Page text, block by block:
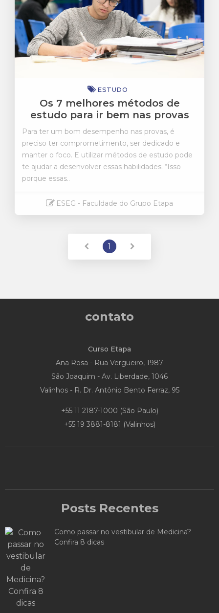
ESTUDO
Os 7 melhores métodos de
estudo para ir bem nas provas
Para ter um bom desempenho nas provas, é
preciso ter comprometimento, ser dedicado e
manter o foco. E utilizar métodos de estudo pode
te ajudar a desenvolver essas habilidades. “Isso
porque essas..
ESEG - Faculdade do Grupo Etapa
1
contato
Curso Etapa
Ana Rosa - Rua Vergueiro, 1987
São Joaquim - Av. Liberdade, 1046
Valinhos - R. Dr. Antônio Bento Ferraz, 95
+55 11 2187-1000 (São Paulo)
+55 19 3881-8181 (Valinhos)
Posts Recentes
Como passar no vestibular de Medicina?
Confira 8 dicas